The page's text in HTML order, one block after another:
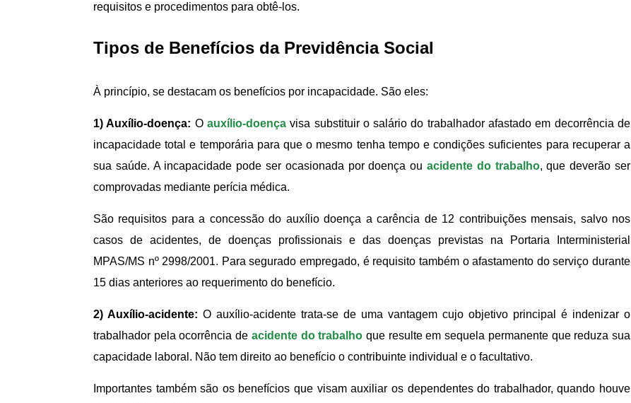
requisitos e procedimentos para obtê-los.
Tipos de Benefícios da Previdência Social
À princípio, se destacam os benefícios por incapacidade. São eles:
1) Auxílio-doença: O auxílio-doençavisa substituir o salário do trabalhador afastado em decorrência de
incapacidade total e temporária para que o mesmo tenha tempo e condições suficientes para recuperar a
sua saúde. A incapacidade pode ser ocasionada por doença ou acidente do trabalho, que deverão ser
comprovadas mediante perícia médica.
São requisitos para a concessão do auxílio doença a carência de 12 contribuições mensais, salvo nos
casos de acidentes, de doenças profissionais e das doenças previstas na Portaria Interministerial
MPAS/MS nº 2998/2001. Para segurado empregado, é requisito também o afastamento do serviço durante
15 dias anteriores ao requerimento do benefício.
2) Auxílio-acidente: O auxílio-acidente trata-se de uma vantagem cujo objetivo principal é indenizar o
trabalhador pela ocorrência de acidente do trabalho que resulte em sequela permanente que reduza sua
capacidade laboral. Não tem direito ao benefício o contribuinte individual e o facultativo.
Importantes também são os benefícios que visam auxiliar os dependentes do trabalhador, quando houve